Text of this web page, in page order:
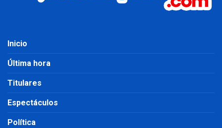
Inicio
Última hora
Titulares
Espectáculos
Política